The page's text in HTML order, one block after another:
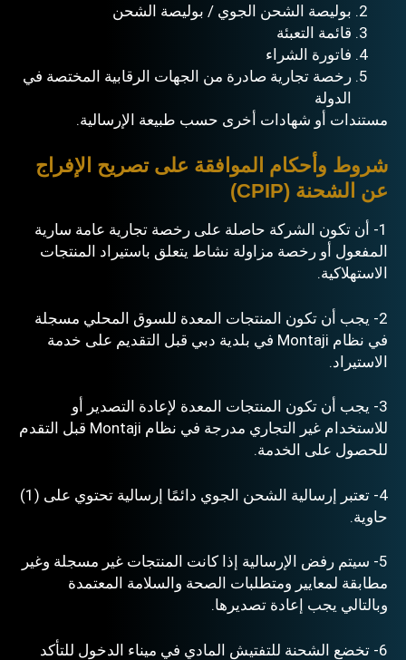
بوليصة الشحن الجوي / بوليصة الشحن
قائمة التعبئة
فاتورة الشراء
رخصة تجارية صادرة من الجهات الرقابية المختصة في
الدولة
مستندات أو شهادات أخرى حسب طبيعة الإرسالية.
شروط وأحكام الموافقة على تصريح الإفراج
عن الشحنة (CPIP)
1- أن تكون الشركة حاصلة على رخصة تجارية عامة سارية
المفعول أو رخصة مزاولة نشاط يتعلق باستيراد المنتجات
الاستهلاكية.
2- يجب أن تكون المنتجات المعدة للسوق المحلي مسجلة
في نظام Montaji في
بلدية دبي قبل التقديم على خدمة
الاستيراد.
3- يجب أن تكون المنتجات المعدة لإعادة التصدير أو
للاستخدام غير التجاري مدرجة في نظام Montaji قبل التقدم
للحصول على الخدمة.
4- تعتبر إرسالية الشحن الجوي دائمًا إرسالية تحتوي على (1)
حاوية.
5- سيتم رفض الإرسالية إذا كانت المنتجات غير مسجلة وغير
مطابقة لمعايير ومتطلبات الصحة والسلامة المعتمدة
وبالتالي يجب إعادة تصديرها.
6- تخضع الشحنة للتفتيش المادي في ميناء الدخول للتأكد